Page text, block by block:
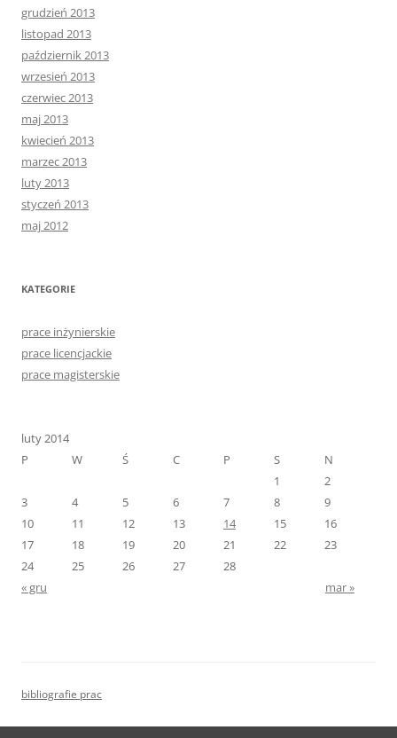
grudzień 2013
listopad 2013
październik 2013
wrzesień 2013
czerwiec 2013
maj 2013
kwiecień 2013
marzec 2013
luty 2013
styczeń 2013
maj 2012
KATEGORIE
prace inżynierskie
prace licencjackie
prace magisterskie
luty 2014
P
W Ś C P S
N
1
2
3
4 5 6 7 8
9
10
11 12 13 14 15
16
17
18 19 20 21 22
23
24
25 26 27
28
« gru
mar »
bibliografie prac